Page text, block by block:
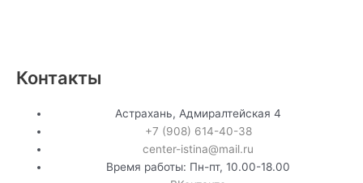
Контакты
Астрахань, Адмиралтейская 4
+7 (908) 614-40-38
center-istina@mail.ru
Время работы: Пн-пт, 10.00-18.00